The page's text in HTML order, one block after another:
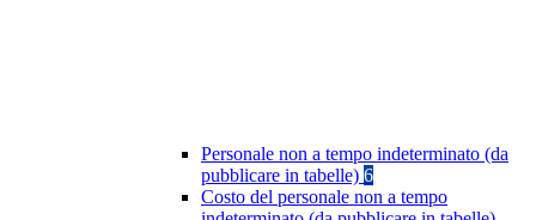
Personale non a tempo indeterminato (da
pubblicare in tabelle) 6
Costo del personale non a tempo